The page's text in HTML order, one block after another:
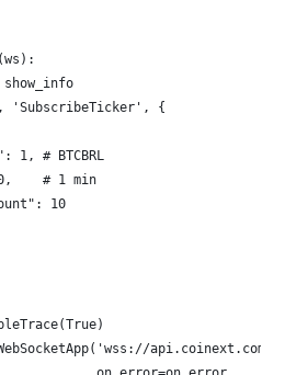
show_info
'SubscribeTicker', {
1, # BTCBRL
# 1 min
10